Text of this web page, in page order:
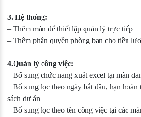
3. Hệ thống:
– Thêm màn để thiết lập quản lý trực tiếp
– Thêm phân quyền phòng ban cho tiền
4.Quản lý công việc:
– Bổ sung chức năng xuất excel tại màn
– Bổ sung lọc theo ngày bắt đầu, hạn hoàn
sách dự án
– Bổ sung lọc theo tên công việc tại các